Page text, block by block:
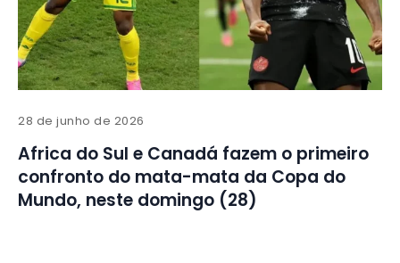
28 de junho de 2026
Africa do Sul e Canadá fazem o primeiro
confronto do mata-mata da Copa do
Mundo, neste domingo (28)